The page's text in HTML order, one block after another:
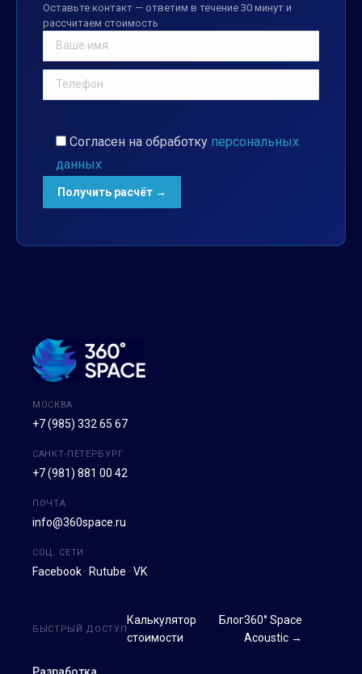
Оставьте контакт — ответим в течение 30 минут и
рассчитаем стоимость
Согласен на обработку персональных
данных
МОСКВА
+7 (985) 332 65 67
САНКТ-ПЕТЕРБУРГ
+7 (981) 881 00 42
ПОЧТА
info@360space.ru
СОЦ. СЕТИ
Facebook · Rutube · VK
БЫСТРЫЙ ДОСТУП
Калькулятор
стоимости
Блог360° Space
Acoustic →